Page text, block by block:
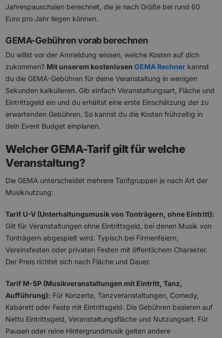
Jahrespauschalen berechnet, die je nach Größe bei rund 60
Euro pro Jahr liegen können.
GEMA-Gebühren vorab berechnen
Du willst vor der Anmeldung wissen, welche Kosten auf dich
zukommen? Mit unserem kostenlosenGEMA Rechner kannst
du die GEMA-Gebühren für deine Veranstaltung in wenigen
Sekunden kalkulieren. Gib einfach Veranstaltungsart, Fläche und
Eintrittsgeld ein und du erhältst eine erste Einschätzung der zu
erwartenden Gebühren. So kannst du die Kosten frühzeitig in
dein Event Budget einplanen.
Welcher GEMA-Tarif gilt für welche
Veranstaltung?
Die GEMA unterscheidet mehrere Tarifgruppen je nach Art der
Musiknutzung:
Tarif U-V (Unterhaltungsmusik von Tonträgern, ohne Eintritt):
Gilt für Veranstaltungen ohne Eintrittsgeld, bei denen Musik von
Tonträgern abgespielt wird. Typisch bei Firmenfeiern,
Vereinsfesten oder privaten Festen mit öffentlichem Charakter.
Der Preis richtet sich nach Fläche und Dauer.
Tarif M-SP (Musikveranstaltungen mit Eintritt, Tanz,
Aufführung): Für Konzerte, Tanzveranstaltungen, Comedy,
Kabarett oder Feste mit Eintrittsgeld. Die Gebühren basieren auf
Netto Eintrittsgeld, Veranstaltungsfläche und Nutzungsart. Für
Pausen oder reine Hintergrundmusik gelten andere